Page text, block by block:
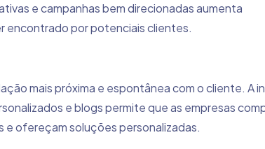
e campanhas bem direcionadas aumenta
encontrado por potenciais clientes.
mais próxima e espontânea com o cliente. A
e blogs permite que as empresas
e ofereçam soluções personalizadas.